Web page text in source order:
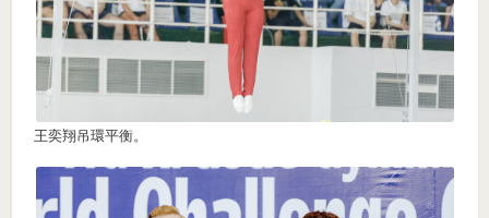
王奕翔吊環平衡。